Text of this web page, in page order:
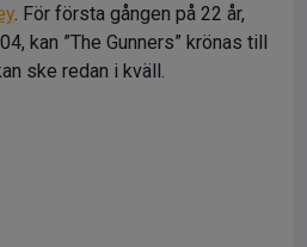
. För första gången på 22 år,
kan ”The Gunners” krönas till
ske redan i kväll.